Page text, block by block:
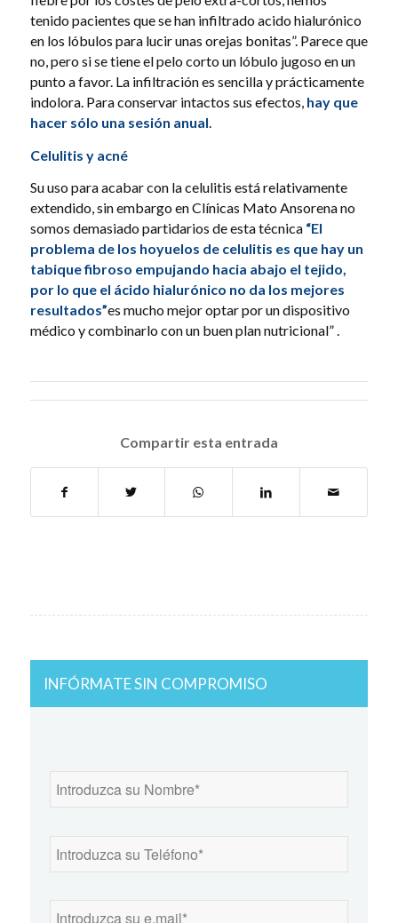
tenido pacientes que se han infiltrado acido hialurónico
en los lóbulos para lucir unas orejas bonitas”. Parece que
no, pero si se tiene el pelo corto un lóbulo jugoso en un
punto a favor. La infiltración es sencilla y prácticamente
indolora. Para conservar intactos sus efectos,hay que
hacer sólo una sesión anual.
Celulitis y acné
Su uso para acabar con la celulitis está relativamente
extendido, sin embargo en Clínicas Mato Ansorena no
somos demasiado partidarios de esta técnica “El
problema de los hoyuelos de celulitis es que hay un
tabique fibroso empujando hacia abajo el tejido,
por lo que el ácido hialurónico no da los mejores
resultados”es mucho mejor optar por un dispositivo
médico y combinarlo con un buen plan nutricional” .
Compartir esta entrada
INFÓRMATE SIN COMPROMISO